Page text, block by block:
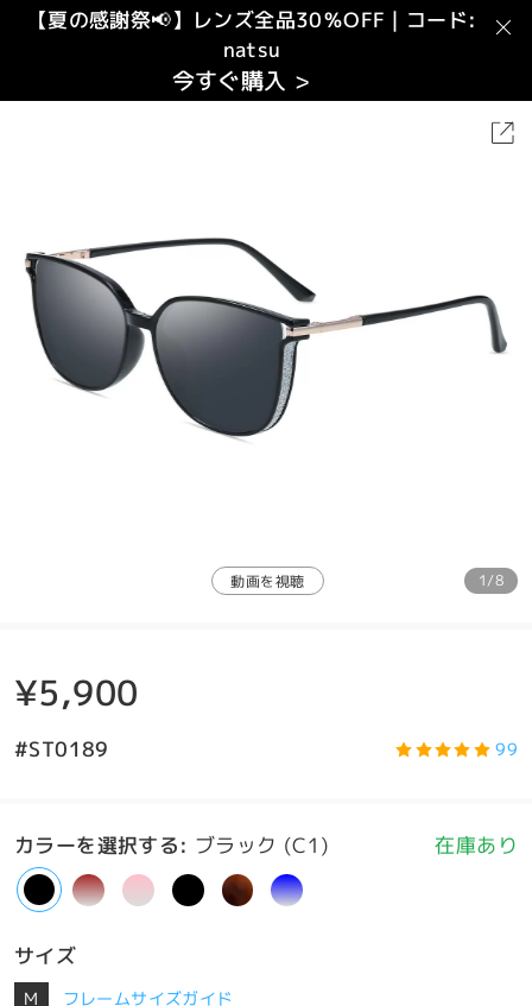
【夏の感謝祭📢】レンズ全品30％OFF｜コード:
natsu
今すぐ購入 >
動画を視聴 1/8
¥5,900
#ST0189 99
カラーを選択する: ブラック (C1) 在庫あり
サイズ
M フレームサイズガイド